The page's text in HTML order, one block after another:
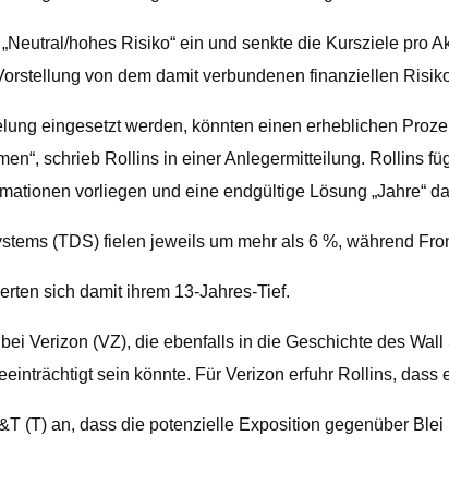
hohes Risiko“ ein und senkte die Kursziele pro
von dem damit verbundenen finanziellen
eingesetzt werden, könnten einen erheblichen
schrieb Rollins in einer Anlegermitteilung. Rollins
vorliegen und eine endgültige Lösung „Jahre“
(TDS) fielen jeweils um mehr als 6 %, während
sich damit ihrem 13-Jahres-Tief.
Verizon (VZ), die ebenfalls in die Geschichte des
sein könnte. Für Verizon erfuhr Rollins,
(T) an, dass die potenzielle Exposition gegenüber